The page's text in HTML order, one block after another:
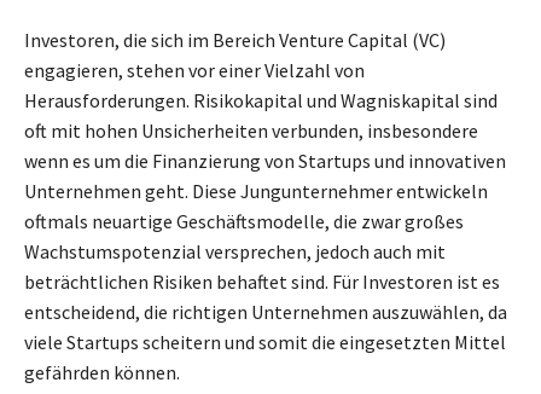
Investoren, die sich im Bereich Venture Capital (VC)
engagieren, stehen vor einer Vielzahl von
Herausforderungen. Risikokapital und Wagniskapital sind
oft mit hohen Unsicherheiten verbunden, insbesondere
wenn es um die Finanzierung von Startups und innovativen
Unternehmen geht. Diese Jungunternehmer entwickeln
oftmals neuartige Geschäftsmodelle, die zwar großes
Wachstumspotenzial versprechen, jedoch auch mit
beträchtlichen Risiken behaftet sind. Für Investoren ist es
entscheidend, die richtigen Unternehmen auszuwählen, da
viele Startups scheitern und somit die eingesetzten Mittel
gefährden können.